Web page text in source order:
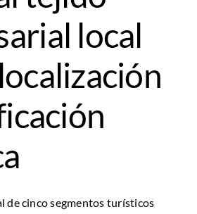
local
de cinco segmentos turísticos